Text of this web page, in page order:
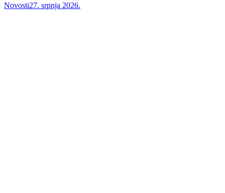
Novosti27. srpnja 2026.